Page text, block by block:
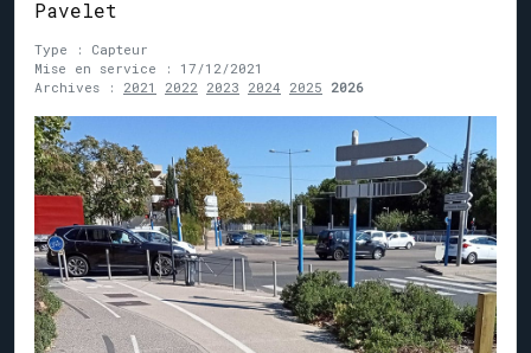
Pavelet
Type : Capteur
Mise en service : 17/12/2021
Archives : 2021 2022 2023 2024 2025 2026